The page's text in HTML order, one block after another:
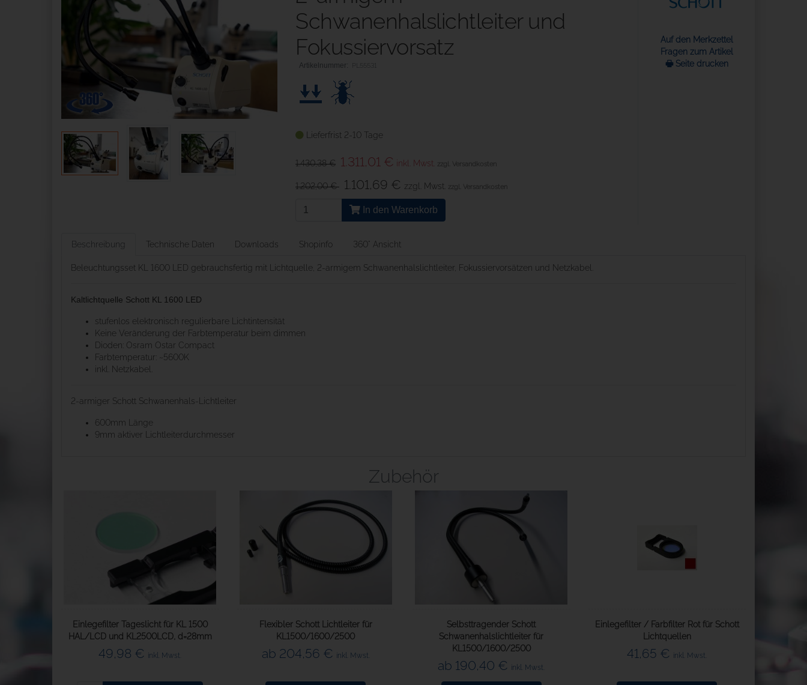
Schwanenhalslichtleiter und
Fokussiervorsatz
Lieferfrist 2-10 Tage
1.430,38 € 1.311,01 € inkl. Mwst. zzgl. Versandkosten
1.202,00 € 1.101,69 € zzgl. Mwst. zzgl. Versandkosten
In den Warenkorb
Auf den Merkzettel
Fragen zum Artikel
🖶 Seite drucken
Beschreibung Technische Daten Downloads Shopinfo 360° Ansicht
Beleuchtungsset KL 1600 LED gebrauchsfertig mit Lichtquelle, 2-armigem Schwanenhalslichtleiter, Fokussiervorsätzen und Netzkabel.
Kaltlichtquelle Schott KL 1600 LED
stufenlos elektronisch regulierbare Lichtintensität
Keine Veränderung der Farbtemperatur beim dimmen
Dioden: Osram Ostar Compact
Farbtemperatur: ~5600K
inkl. Netzkabel.
2-armiger Schott Schwanenhals-Lichtleiter
600mm Länge
9mm aktiver Lichtleiterdurchmesser
Zubehör
Einlegefilter Tageslicht für KL 1500
HAL/LCD und KL2500LCD, d=28mm
49,98 € inkl. Mwst.
Flexibler Schott Lichtleiter für
KL1500/1600/2500
ab 204,56 € inkl. Mwst.
Selbsttragender Schott
Schwanenhalslichtleiter für
KL1500/1600/2500
ab 190,40 € inkl. Mwst.
Einlegefilter / Farbfilter Rot für Schott
Lichtquellen
41,65 € inkl. Mwst.